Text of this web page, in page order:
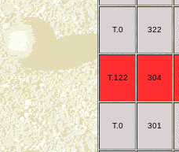
T.0 322
T.122 304
T.0 301